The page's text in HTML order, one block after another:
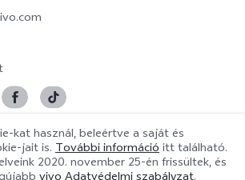
országot/régiót
kat használ, beleértve a saját és
jait is. További információ itt található.
2020. november 25-én frissültek, és
vivo Adatvédelmi szabályzat.